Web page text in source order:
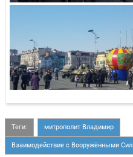
Теги: митрополит Владимир
Взаимодействие с Вооружёнными